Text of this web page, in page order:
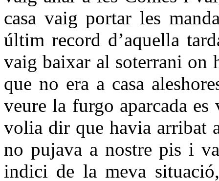
casa vaig portar les
últim record d’aquella
vaig baixar al soterrani on
que no era a casa
veure la furgo aparcada
volia dir que havia arribat
no pujava a nostre pis i
indici de la meva